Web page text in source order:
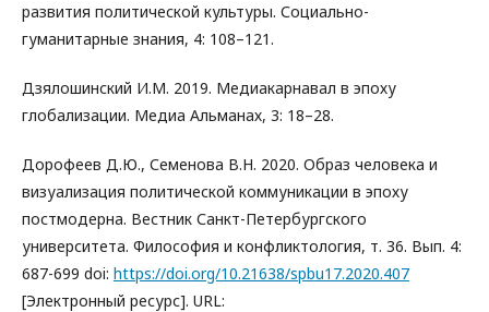
развития политической культуры. Социально-
гуманитарные знания, 4: 108–121.
Дзялошинский И.М. 2019. Медиакарнавал в эпоху
глобализации. Медиа Альманах, 3: 18–28.
Дорофеев Д.Ю., Семенова В.Н. 2020. Образ человека и
визуализация политической коммуникации в эпоху
постмодерна. Вестник Санкт-Петербургского
университета. Философия и конфликтология, т. 36. Вып. 4:
687-699 doi: https://doi.org/10.21638/spbu17.2020.407
[Электронный ресурс]. URL: